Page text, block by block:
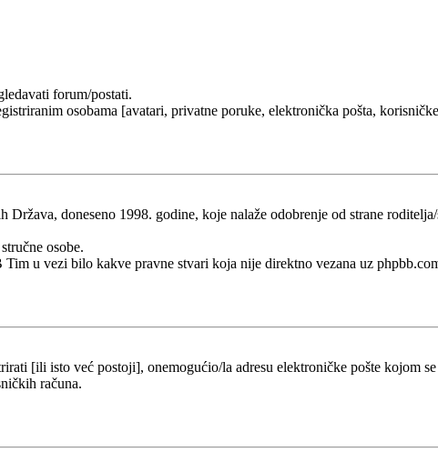
forum/postati.
osobama [avatari, privatne poruke, elektronička pošta,
doneseno 1998. godine, koje nalaže odobrenje od strane
osobe.
u vezi bilo kakve pravne stvari koja nije direktno vezana uz
[ili isto već postoji], onemogućio/la adresu elektroničke pošte kojom
računa.